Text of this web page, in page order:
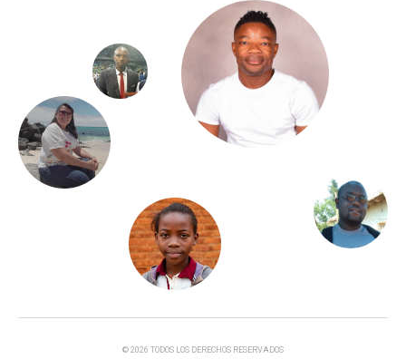
© 2026 TODOS LOS DERECHOS RESERVADOS